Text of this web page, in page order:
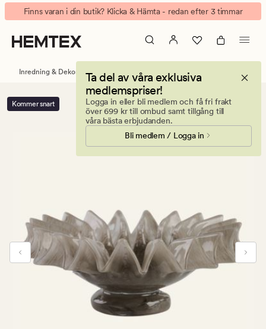
Paris
fat
ljusbrun
Animerad
banner.
Klicka
på
att
pausa.
Finns varan i din butik? Klicka & Hämta - redan efter 3 timmar
Ta del av våra exklusiva
medlemspriser!
Logga in eller bli medlem och få fri frakt
över 699 kr till ombud samt tillgång till
våra bästa erbjudanden.
Bli medlem / Logga in
Inredning & Dekorationer Brickor och fat
Kommer snart